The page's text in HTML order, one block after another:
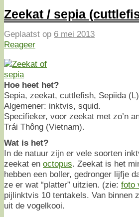
Zeekat / sepia
Geplaatst op 6 mei 2013
Reageer
Hoe heet het?
Sepia, zeekat, cuttlefish, Sepiida
Algemener: inktvis, squid.
Specifieker, voor zeekat met zo’n
Trái Thông (Vietnam).
Wat is het?
In de natuur zijn er vele soorten
zeekat en octopus. Zeekat is het
hebben een boller, gedronger lijfje
ze er wat “platter” uitzien. (zie: foto
pijlinktvis 10 tentakels. Van binnen
uit de vogelkooi.